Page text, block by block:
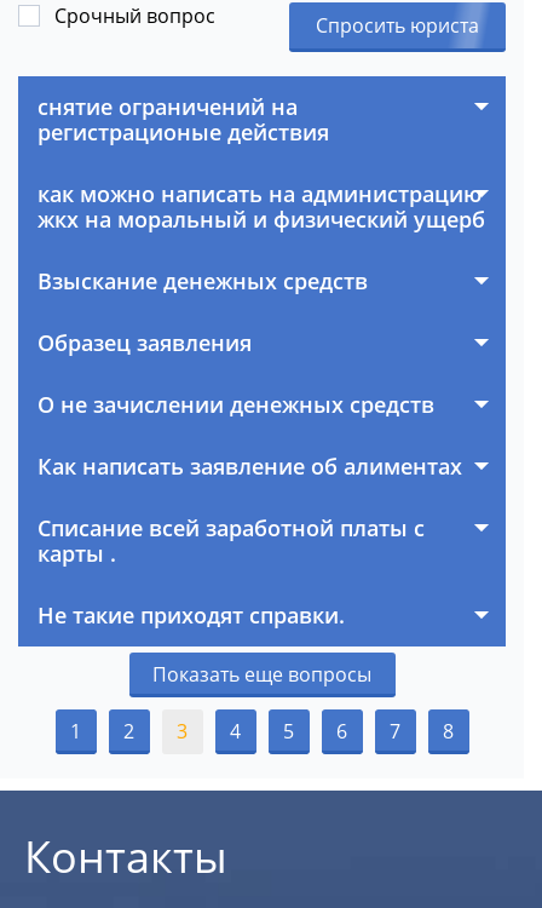
Срочный вопрос Спросить юриста
снятие ограничений на
регистрационые действия
как можно написать на администрацию
жкх на моральный и физический ущерб
Взыскание денежных средств
Образец заявления
О не зачислении денежных средств
Как написать заявление об алиментах
Списание всей заработной платы с
карты .
Не такие приходят справки.
Показать еще вопросы
1 2 3 4 5 6 7 8
Контакты